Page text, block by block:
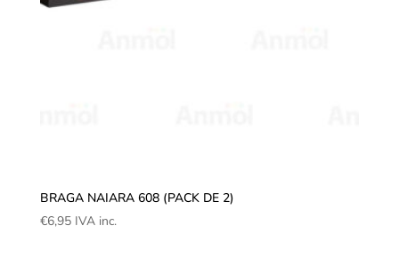
BRAGA NAIARA 608 (PACK DE 2)
€6,95 IVA inc.